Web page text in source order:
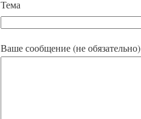
Тема
Ваше сообщение (не обязательно)